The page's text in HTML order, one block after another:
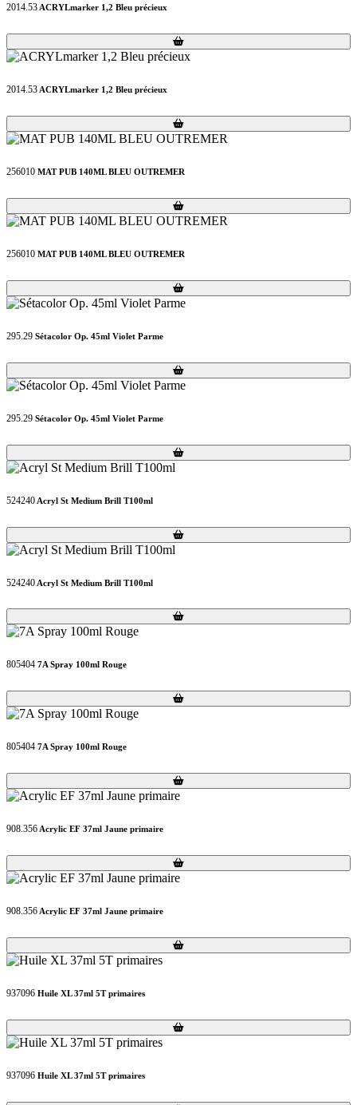
2014.53 ACRYLmarker 1,2 Bleu précieux
Loading...
Loading...
2014.53 ACRYLmarker 1,2 Bleu précieux
Loading...
Loading...
256010 MAT PUB 140ML BLEU OUTREMER
Loading...
Loading...
256010 MAT PUB 140ML BLEU OUTREMER
Loading...
Loading...
295.29 Sétacolor Op. 45ml Violet Parme
Loading...
Loading...
295.29 Sétacolor Op. 45ml Violet Parme
Loading...
Loading...
524240 Acryl St Medium Brill T100ml
Loading...
Loading...
524240 Acryl St Medium Brill T100ml
Loading...
Loading...
805404 7A Spray 100ml Rouge
Loading...
Loading...
805404 7A Spray 100ml Rouge
Loading...
Loading...
908.356 Acrylic EF 37ml Jaune primaire
Loading...
Loading...
908.356 Acrylic EF 37ml Jaune primaire
Loading...
Loading...
937096 Huile XL 37ml 5T primaires
Loading...
Loading...
937096 Huile XL 37ml 5T primaires